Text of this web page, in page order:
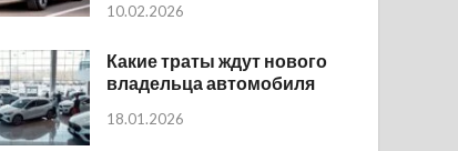
10.02.2026
Какие траты ждут нового
владельца автомобиля
18.01.2026